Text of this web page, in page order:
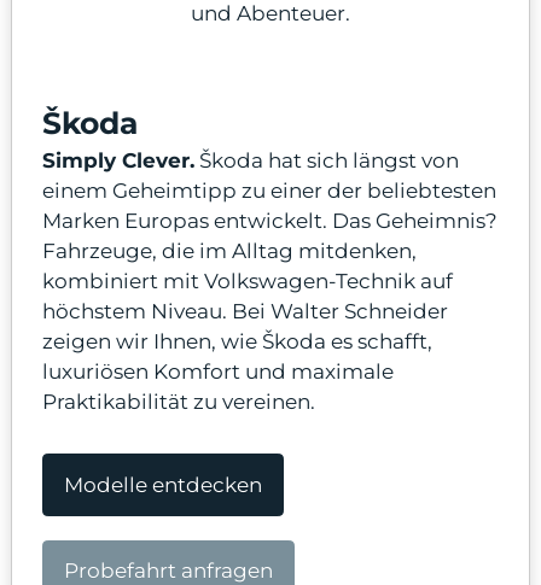
und Abenteuer.
Škoda
Simply Clever.Škoda hat sich längst von
einem Geheimtipp zu einer der beliebtesten
Marken Europas entwickelt. Das Geheimnis?
Fahrzeuge, die im Alltag mitdenken,
kombiniert mit Volkswagen-Technik auf
höchstem Niveau. Bei Walter Schneider
zeigen wir Ihnen, wie Škoda es schafft,
luxuriösen Komfort und maximale
Praktikabilität zu vereinen.
Modelle entdecken
Probefahrt anfragen